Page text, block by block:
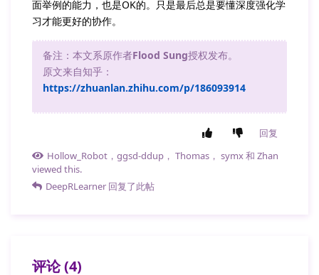
面举例的能力，也是OK的。只是最后总是要懂深度强化学
习才能更好的协作。
备注：本文系原作者Flood Sung授权发布。
​原文来自知乎：
https://zhuanlan.zhihu.com/p/186093914
回复
Hollow_Robot ， ggsd-ddup ， Thomas ， symx和 Zhan
viewed this.
DeepRLearner 回复了此帖
评论(4)